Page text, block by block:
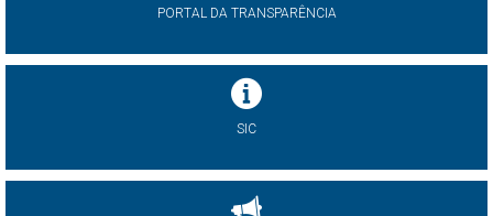
PORTAL DA TRANSPARÊNCIA
SIC